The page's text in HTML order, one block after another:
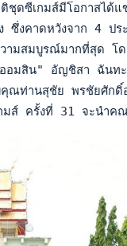
ดซีเกมส์มีโอกาสได้
ซึ่งคาดหวังจาก 4
มสมบูรณ์มากที่สุด
มสิน" อัญชิสา ฉันท
านสุชัย พรชัยศักดิ์
ครั้งที่ 31 จะนำ